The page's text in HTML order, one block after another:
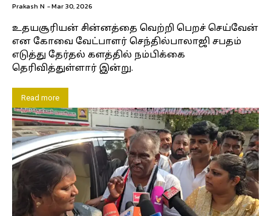
Prakash N -Mar 30, 2026
உதயசூரியன் சின்னத்தை வெற்றி பெறச் செய்வேன்
என கோவை வேட்பாளர் செந்தில்பாலாஜி சபதம்
எடுத்து தேர்தல் களத்தில் நம்பிக்கை
தெரிவித்துள்ளார் இன்று.
Read more